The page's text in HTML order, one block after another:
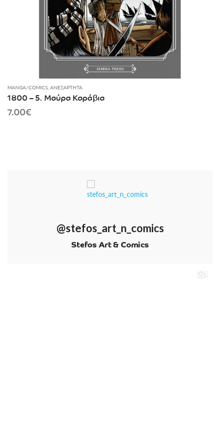
MANGA/COMICS, ΑΝΕΞΆΡΤΗΤΑ
1800 – 5. Μαύρα Καράβια
7.00€
@stefos_art_n_comics
Stefos Art & Comics